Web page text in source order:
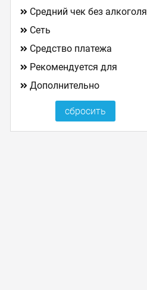
Средний чек без алкоголя
Сеть
Средство платежа
Рекомендуется для
Дополнительно